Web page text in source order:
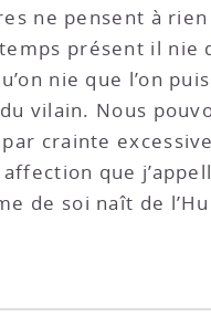
ne pensent à rien
présent il nie
nie que l’on
vilain. Nous
crainte
que
de soi naît de